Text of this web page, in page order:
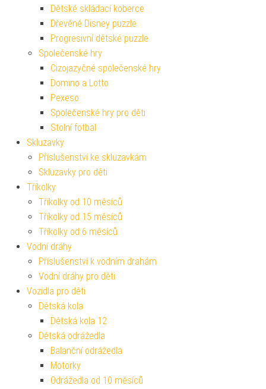
Dětské skládací koberce
Dřevěné Disney puzzle
Progresivní dětské puzzle
Společenské hry
Cizojazyčné společenské hry
Domino a Lotto
Pexeso
Společenské hry pro děti
Stolní fotbal
Skluzavky
Příslušenství ke skluzavkám
Skluzavky pro děti
Tříkolky
Tříkolky od 10 měsíců
Tříkolky od 15 měsíců
Tříkolky od 6 měsíců
Vodní dráhy
Příslušenství k vodním drahám
Vodní dráhy pro děti
Vozidla pro děti
Dětská kola
Dětská kola 12
Dětská odrážedla
Balanční odrážedla
Motorky
Odrážedla od 10 měsíců